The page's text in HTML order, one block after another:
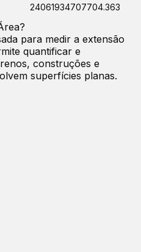
24061934707704.363
?
para medir a extensão
quantificar e
construções e
superfícies planas.